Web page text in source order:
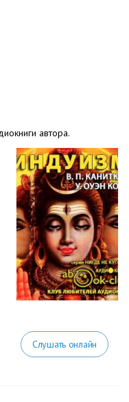
автора.
Слушать онлайн